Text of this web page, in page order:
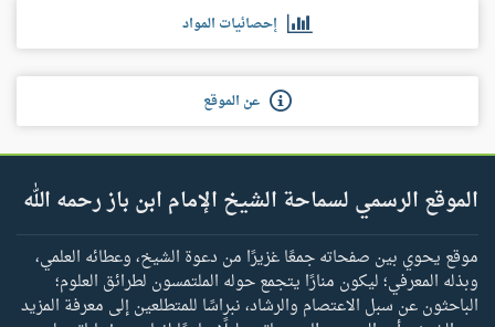
إحصائيات المواد
عن الموقع
الموقع الرسمي لسماحة الشيخ الإمام ابن باز رحمه الله
موقع يحوي بين صفحاته جمعًا غزيرًا من دعوة الشيخ، وعطائه العلمي،
وبذله المعرفي؛ ليكون منارًا يتجمع حوله الملتمسون لطرائق العلوم؛
الباحثون عن سبل الاعتصام والرشاد، نبراسًا للمتطلعين إلى معرفة المزيد